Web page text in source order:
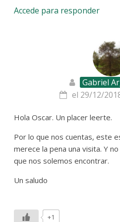
Accede para responder
Gabriel
el 29/12/
Hola Oscar. Un placer leerte.
Por lo que nos cuentas, este
merece la pena una visita. Y
que nos solemos encontrar.
Un saludo
+1